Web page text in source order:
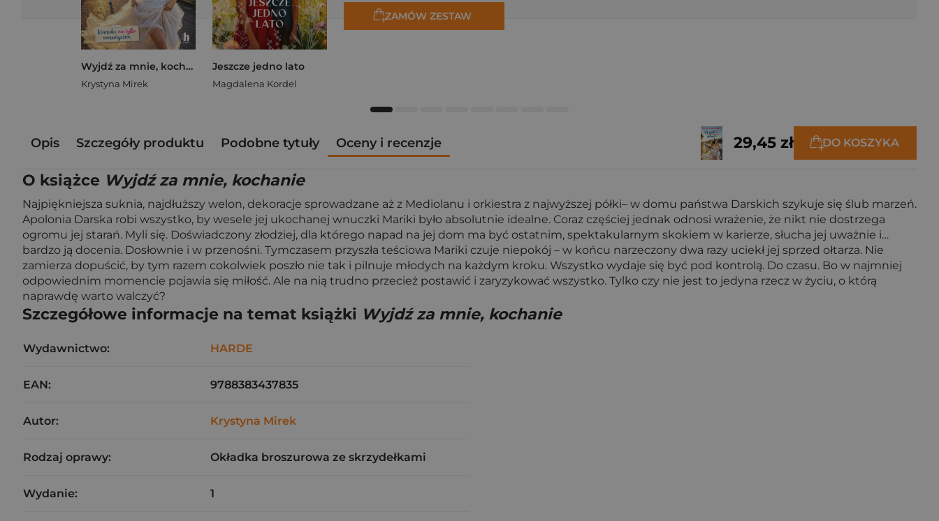
Wyjdź za mnie, kochanie
Krystyna Mirek
Jeszcze jedno lato
Magdalena Kordel
ZAMÓW ZESTAW
Opis Szczegóły produktu Podobne tytuły Oceny i recenzje 29,45 zł DO KOSZYKA
O książce Wyjdź za mnie, kochanie
Najpiękniejsza suknia, najdłuższy welon, dekoracje sprowadzane aż z Mediolanu i orkiestra z najwyższej półki– w domu państwa Darskich szykuje się ślub marzeń.
Apolonia Darska robi wszystko, by wesele jej ukochanej wnuczki Mariki było absolutnie idealne. Coraz częściej jednak odnosi wrażenie, że nikt nie dostrzega
ogromu jej starań. Myli się. Doświadczony złodziej, dla którego napad na jej dom ma być ostatnim, spektakularnym skokiem w karierze, słucha jej uważnie i…
bardzo ją docenia. Dosłownie i w przenośni. Tymczasem przyszła teściowa Mariki czuje niepokój – w końcu narzeczony dwa razy uciekł jej sprzed ołtarza. Nie
zamierza dopuścić, by tym razem cokolwiek poszło nie tak i pilnuje młodych na każdym kroku. Wszystko wydaje się być pod kontrolą. Do czasu. Bo w najmniej
odpowiednim momencie pojawia się miłość. Ale na nią trudno przecież postawić i zaryzykować wszystko. Tylko czy nie jest to jedyna rzecz w życiu, o którą
naprawdę warto walczyć?
Szczegółowe informacje na temat książki Wyjdź za mnie, kochanie
Wydawnictwo: HARDE
EAN: 9788383437835
Autor: Krystyna Mirek
Rodzaj oprawy: Okładka broszurowa ze skrzydełkami
Wydanie: 1